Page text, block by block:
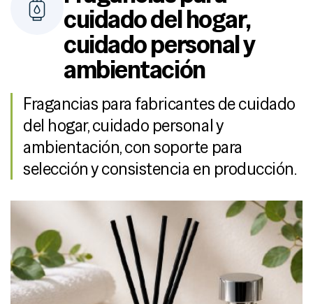
cuidado del hogar,
cuidado personal y
ambientación
Fragancias para fabricantes de cuidado
del hogar, cuidado personal y
ambientación, con soporte para
selección y consistencia en producción.